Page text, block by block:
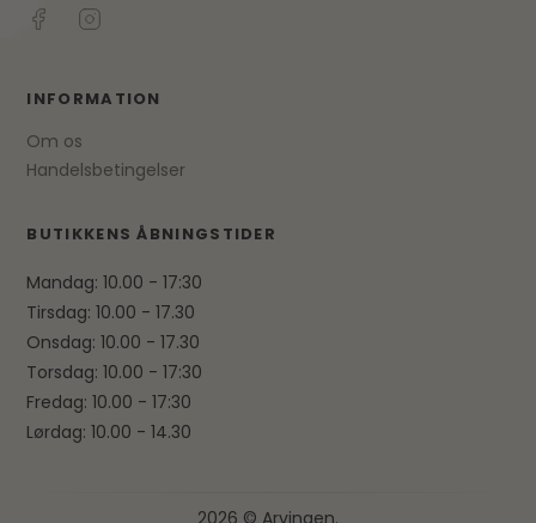
INFORMATION
Om os
Handelsbetingelser
BUTIKKENS ÅBNINGSTIDER
Mandag: 10.00 - 17:30
Tirsdag: 10.00 - 17.30
Onsdag: 10.00 - 17.30
Torsdag: 10.00 - 17:30
Fredag: 10.00 - 17:30
Lørdag: 10.00 - 14.30
2026 © Arvingen.